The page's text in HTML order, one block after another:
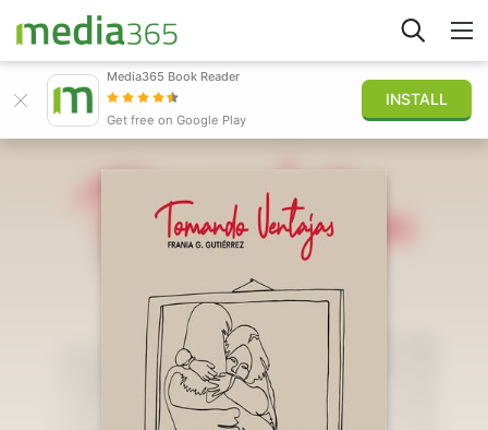
Iniciar sesión
Publicar
Media365 Book Reader
Get free on Google Play
INSTALL